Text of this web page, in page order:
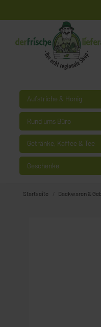
Aufstriche & Honig
Rund ums Büro
Getränke, Kaffee & Tee
Geschenke
Startseite Backwaren &